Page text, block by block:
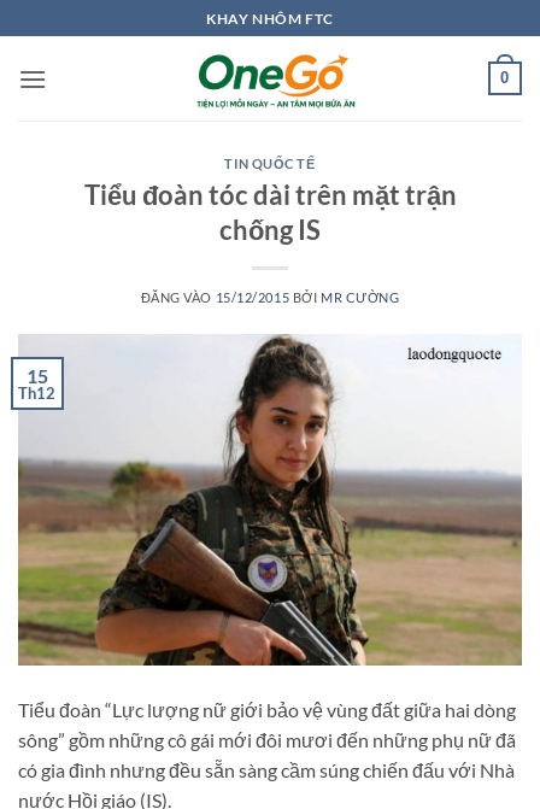
qua
nội
KHAY NHÔM FTC
0
TIN QUỐC TẾ
Tiểu đoàn tóc dài trên mặt trận
chống IS
ĐĂNG VÀO 15/12/2015 BỞI MR CƯỜNG
15
Th12
Tiểu đoàn “Lực lượng nữ giới bảo vệ vùng đất giữa hai dòng
sông” gồm những cô gái mới đôi mươi đến những phụ nữ đã
có gia đình nhưng đều sẵn sàng cầm súng chiến đấu với Nhà
nước Hồi giáo (IS).